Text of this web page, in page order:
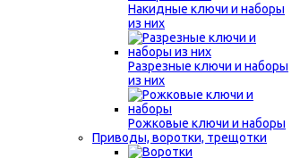
Накидные ключи и наборы
из них
Разрезные ключи и наборы
из них
Рожковые ключи и наборы
Приводы, воротки, трещотки